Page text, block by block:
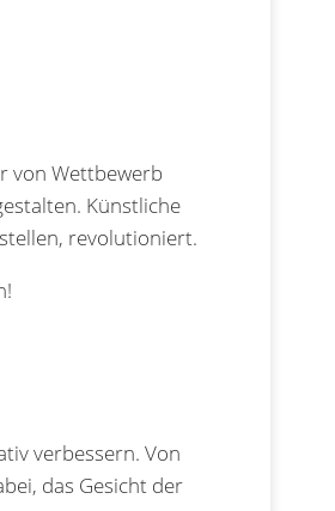
von Wettbewerb
Künstliche
revolutioniert.
verbessern. Von
das Gesicht der